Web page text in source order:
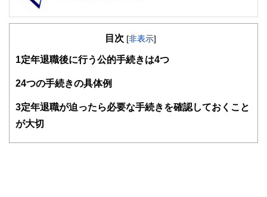
FinancialField編集部は、金融、経済に関する記事を、日々
知識がない方でも理解できるようわかりやすく発信していま
得者を中心に「お金や暮らし」に関する書籍・雑誌の編集経
験者で構成され、企画立案から記事掲載まですべての工程に
ドバイザー、DCプランナー、公認会計士、社会保険労務
目次 [非表示]
1定年退職後に行う公的手続きは4つ
24つの手続きの具体例
3定年退職が迫ったら必要な手続きを確認しておくこと
が大切